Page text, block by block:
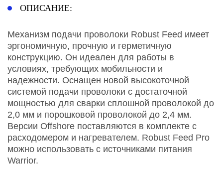
ОПИСАНИЕ:
Механизм подачи проволоки Robust Feed имеет
эргономичную, прочную и герметичную
конструкцию. Он идеален для работы в
условиях, требующих мобильности и
надежности. Оснащен новой высокоточной
системой подачи проволоки с достаточной
мощностью для сварки сплошной проволокой до
2,0 мм и порошковой проволокой до 2,4 мм.
Версии Offshore поставляются в комплекте с
расходомером и нагревателем. Robust Feed Pro
можно использовать с источниками питания
Warrior.